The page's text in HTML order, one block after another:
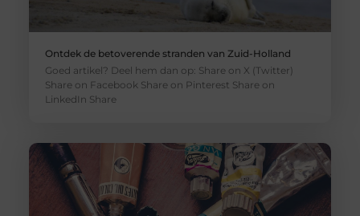
Ontdek de betoverende stranden van Zuid-Holland
Goed artikel? Deel hem dan op: Share on X (Twitter)
Share on Facebook Share on Pinterest Share on
LinkedIn Share